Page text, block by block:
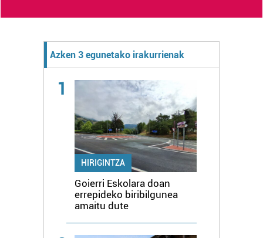
Azken 3 egunetako irakurrienak
1
HIRIGINTZA
Goierri Eskolara doan
errepideko biribilgunea
amaitu dute